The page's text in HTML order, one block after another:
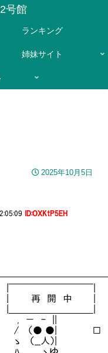
号館
ランキング
姉妹サイト
2025年10月5日
ID:OXKtP5EH
￣￣￣|
中 |
||
（● ●| □
）|